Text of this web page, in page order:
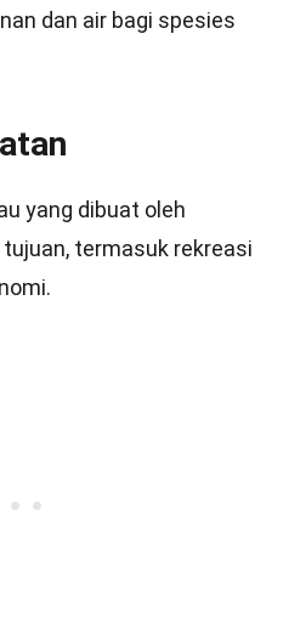
dan air bagi spesies
yang dibuat oleh
termasuk rekreasi